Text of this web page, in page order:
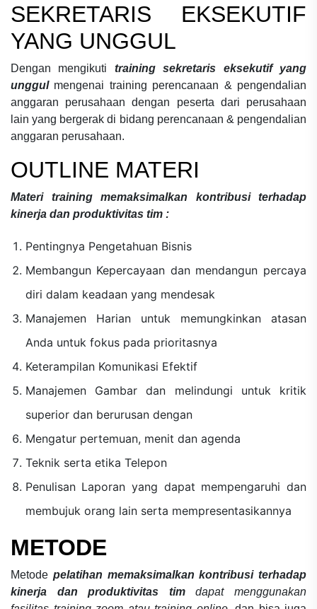
SEKRETARIS EKSEKUTIF
YANG UNGGUL
Dengan mengikuti
training sekretaris eksekutif yang
unggul mengenai training perencanaan & pengendalian
anggaran perusahaandengan peserta dari perusahaan
lain yang bergerak di bidang perencanaan & pengendalian
anggaran perusahaan.
OUTLINE MATERI
Materi training memaksimalkan kontribusi terhadap
kinerja dan produktivitas tim :
Pentingnya Pengetahuan Bisnis
Membangun Kepercayaan dan mendangun percaya
diri dalam keadaan yang mendesak
Manajemen Harian untuk memungkinkan atasan
Anda untuk fokus pada prioritasnya
Keterampilan Komunikasi Efektif
Manajemen Gambar dan melindungi untuk kritik
superior dan berurusan dengan
Mengatur pertemuan, menit dan agenda
Teknik serta etika Telepon
Penulisan Laporan yang dapat mempengaruhi dan
membujuk orang lain serta mempresentasikannya
METODE
Metode pelatihan memaksimalkan kontribusi terhadap
kinerja dan produktivitas timdapat menggunakan